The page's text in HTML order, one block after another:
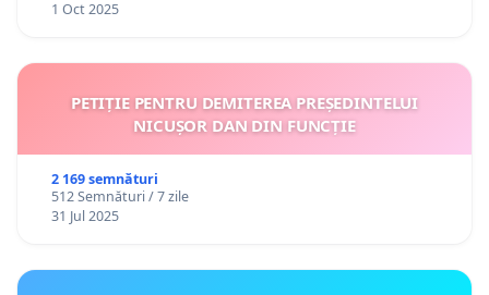
1 Oct 2025
PETIȚIE PENTRU DEMITEREA PREȘEDINTELUI
NICUȘOR DAN DIN FUNCȚIE
2 169 semnături
512 Semnături / 7 zile
31 Jul 2025